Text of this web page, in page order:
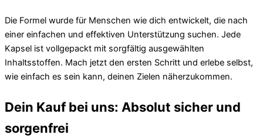
Die Formel wurde für Menschen wie dich entwickelt, die nach
einer einfachen und effektiven Unterstützung suchen. Jede
Kapsel ist vollgepackt mit sorgfältig ausgewählten
Inhaltsstoffen. Mach jetzt den ersten Schritt und erlebe selbst,
wie einfach es sein kann, deinen Zielen näherzukommen.
Dein Kauf bei uns: Absolut sicher und
sorgenfrei